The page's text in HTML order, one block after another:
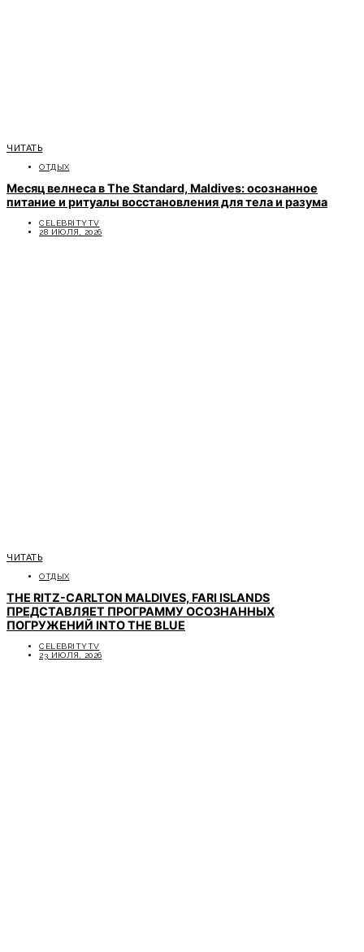
ЧИТАТЬ
ОТДЫХ
Месяц велнеса в The Standard, Maldives: осознанное
питание и ритуалы восстановления для тела и разума
CELEBRITYTV
28 ИЮЛЯ, 2026
ЧИТАТЬ
ОТДЫХ
THE RITZ-CARLTON MALDIVES, FARI ISLANDS
ПРЕДСТАВЛЯЕТ ПРОГРАММУ ОСОЗНАННЫХ
ПОГРУЖЕНИЙ INTO THE BLUE
CELEBRITYTV
23 ИЮЛЯ, 2026